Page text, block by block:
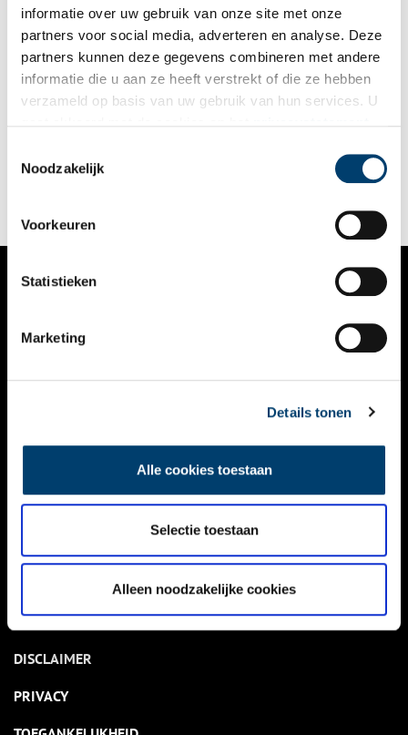
informatie over uw gebruik van onze site met onze
partners voor social media, adverteren en analyse. Deze
partners kunnen deze gegevens combineren met andere
informatie die u aan ze heeft verstrekt of die ze hebben
verzameld op basis van uw gebruik van hun services. U
Noodzakelijk
Voorkeuren
Statistieken
Marketing
Details tonen
Alle cookies toestaan
Selectie toestaan
Alleen noodzakelijke cookies
Nostalgische waren in een monumentaal pand
Op nog geen vijf minuten lopen van de Alkmaarse kaasmarkt
ligt een bijzondere winkel, waar al generaties lang borstels en
authentieke details nog hetzelfde als vroeger.
NIEUWS
KALENDER
ACTIVITEITEN
NIEUWSBRIEF
DISCLAIMER
PRIVACY